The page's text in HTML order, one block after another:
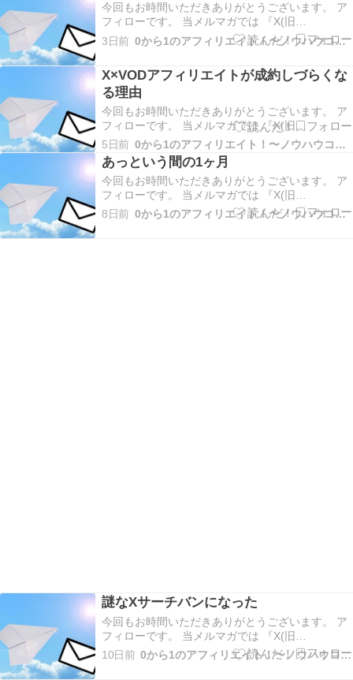
今回もお時間いただきありがとうございます。 ア
フィローです。 当メルマガでは 『X(旧
Twitter)×VODブログを活用したアフィリエイト』
についてだったり やった事、起きた事、考えた事
バン解除されず についてお伝えしま…
3日前 0から1のアフィリエイト！〜ノウハウコレクター脱出〜
X×VODアフィリエイトが成約しづらくな
る理由
今回もお時間いただきありがとうございます。 ア
フィローです。 当メルマガでは 『X(旧
Twitter)×VODブログを活用したアフィリエイト』
についてだったり やった事、起きた事、考えた事
などお伝えしていきます！ 今回は X×VODアフィ
リエイトが成約しづらくなる理由 につ…
5日前 0から1のアフィリエイト！〜ノウハウコレクター脱出〜
あっという間の1ヶ月
今回もお時間いただきありがとうございます。 ア
フィローです。 当メルマガでは 『X(旧
Twitter)×VODブログを活用したアフィリエイト』
についてだったり やった事、起きた事、考えた事
8日前 0から1のアフィリエイト！〜ノウハウコレクター脱出〜
謎なXサーチバンになった
今回もお時間いただきありがとうございます。 ア
フィローです。 当メルマガでは 『X(旧
Twitter)×VODブログを活用したアフィリエイト』
についてだったり やった事、起きた事、考えた事
10日前 0から1のアフィリエイト！〜ノウハウコレクター脱出〜